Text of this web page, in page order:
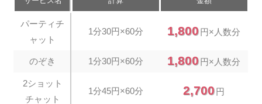
パーティチ
ャット
1分30円×60分 1,800円×人数分
のぞき 1分30円×60分 1,800円×人数分
2ショット
チャット
1分45円×60分 2,700円